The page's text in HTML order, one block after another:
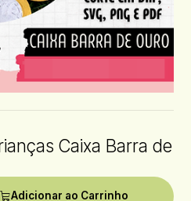
Caixa Barra de
Adicionar ao Carrinho